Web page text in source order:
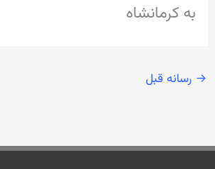
به كرمانشاه
→ رسانه قبل